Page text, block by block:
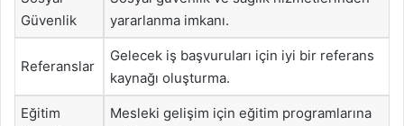
Güvenlik
yararlanma imkanı.
Referanslar
Gelecek iş başvuruları için iyi bir referans
kaynağı oluşturma.
Eğitim
Mesleki gelişim için eğitim programlarına